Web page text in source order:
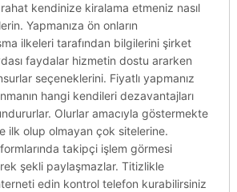
kendinize kiralama etmeniz nasıl
Yapmanıza ön onların
ilkeleri tarafından bilgilerini şirket
faydalar hizmetin dostu ararken
seçeneklerini. Fiyatlı yapmanız
hangi kendileri dezavantajları
Olurlar amacıyla göstermekte
ilk olup olmayan çok sitelerine.
takipçi işlem görmesi
şekli paylaşmazlar. Titizlikle
edin kontrol telefon kurabilirsiniz